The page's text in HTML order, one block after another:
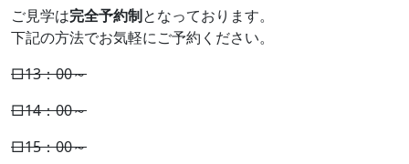
ご見学は完全予約制となっております。
下記の方法でお気軽にご予約ください。
□13：00～
□14：00～
□15：00～